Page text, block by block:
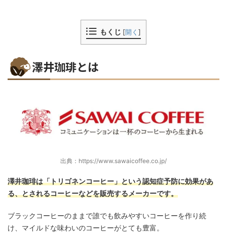
もくじ [開く ]
澤井珈琲とは
出典：https://www.sawaicoffee.co.jp/
澤井珈琲は「トリゴネンコーヒー」という認知症予防に効果があ
る、とされるコーヒーなどを販売するメーカーです。
ブラックコーヒーのままで誰でも飲みやすいコーヒーを作り続
け、マイルドな味わいのコーヒーがとても豊富。